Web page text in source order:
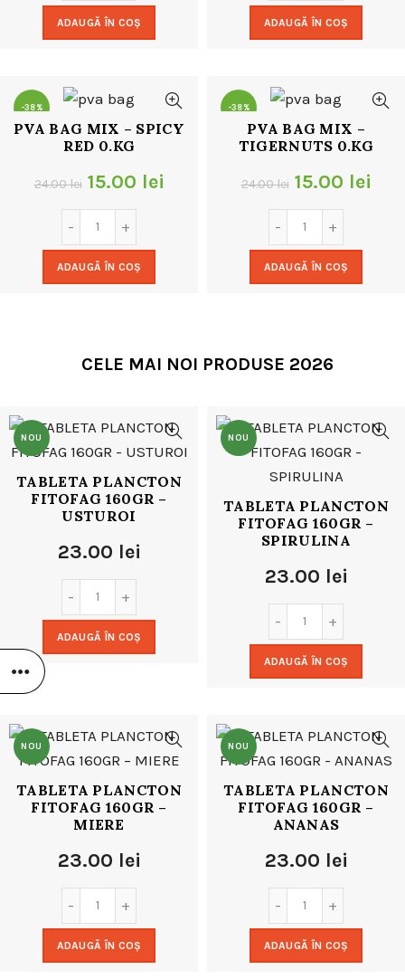
fost:
ADAUGĂ ÎN COȘ
fost:
ADAUGĂ ÎN COȘ
-38%
PVA BAG MIX – SPICY
RED 0.KG
24.00lei Prețul
inițial
a
fost:
15.00 lei
ADAUGĂ ÎN COȘ
-38%
PVA BAG MIX –
TIGERNUTS 0.KG
24.00lei Prețul
inițial
a
fost:
15.00 lei
ADAUGĂ ÎN COȘ
CELE MAI NOI PRODUSE 2026
NOU
TABLETA PLANCTON
FITOFAG 160GR –
USTUROI
23.00 lei
ADAUGĂ ÎN COȘ
NOU
TABLETA PLANCTON
FITOFAG 160GR –
SPIRULINA
23.00 lei
ADAUGĂ ÎN COȘ
NOU
TABLETA PLANCTON
FITOFAG 160GR –
MIERE
23.00 lei
ADAUGĂ ÎN COȘ
NOU
TABLETA PLANCTON
FITOFAG 160GR –
ANANAS
23.00 lei
ADAUGĂ ÎN COȘ